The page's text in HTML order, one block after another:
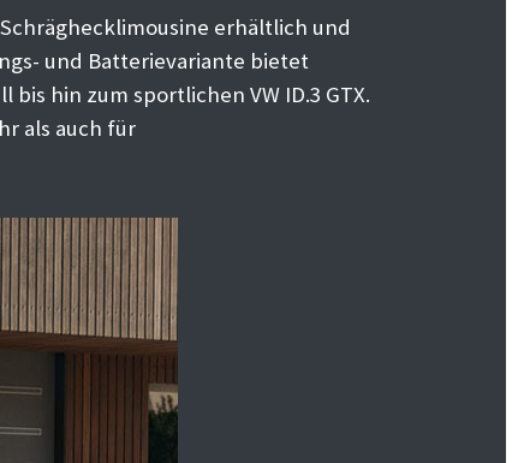
erhältlich und
und Batterievariante bietet
hin zum sportlichen VW ID.3 GTX.
als auch für